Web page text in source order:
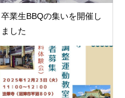
卒業生BBQの集いを開催し
ました